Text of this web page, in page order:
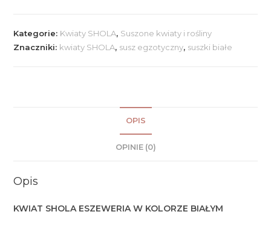
Kategorie: Kwiaty SHOLA, Suszone kwiaty i rośliny
Znaczniki: kwiaty SHOLA, susz egzotyczny, suszki białe
OPIS
OPINIE (0)
Opis
KWIAT SHOLA ESZEWERIA W KOLORZE BIAŁYM